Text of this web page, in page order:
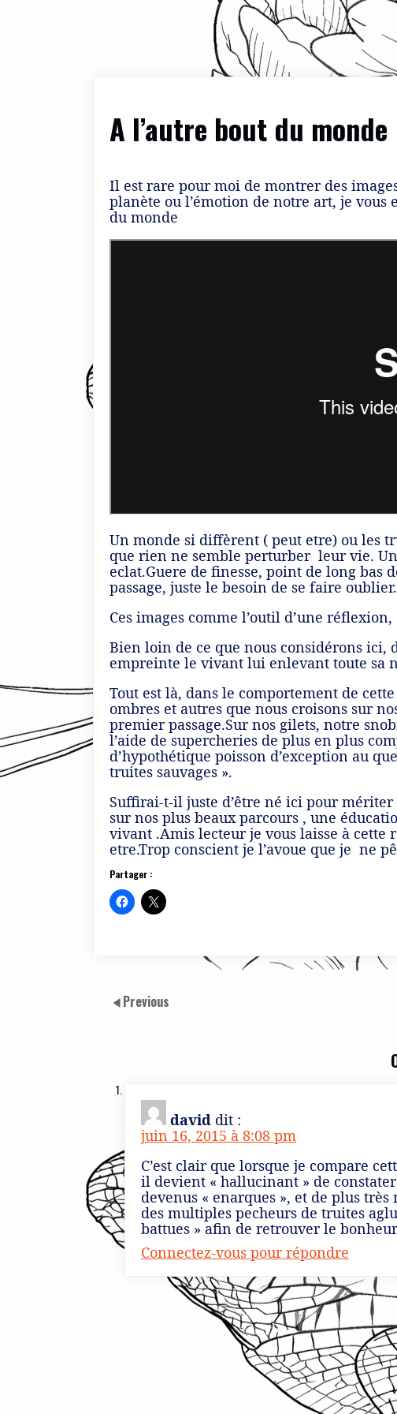
A l’autre bout du monde
Il est rare pour moi de montrer des
planète ou l’émotion de notre art, je vous
du monde
Un monde si diffèrent ( peut etre) ou les
que rien ne semble perturber leur vie.
eclat.Guere de finesse, point de long bas
passage, juste le besoin de se faire oublier.
Ces images comme l’outil d’une
Bien loin de ce que nous considérons ici,
empreinte le vivant lui enlevant toute sa
Tout est là, dans le comportement de
ombres et autres que nous croisons sur
premier passage.Sur nos gilets, notre
l’aide de supercheries de plus en plus
d’hypothétique poisson d’exception au
truites sauvages ».
Suffirai-t-il juste d’être né ici pour
sur nos plus beaux parcours , une
vivant .Amis lecteur je vous laisse à
etre.Trop conscient je l’avoue que je ne
Partager :
Previous
david dit :
juin 16, 2015 à 8:08 pm
C’est clair que lorsque je compare
il devient « hallucinant » de
devenus « enarques », et de plus
des multiples pecheurs de truites
battues » afin de retrouver le
Connectez-vous pour répondre